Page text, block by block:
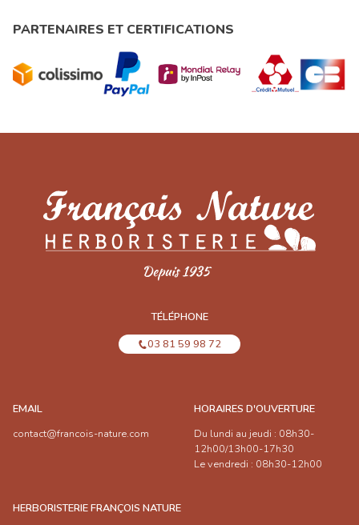
PARTENAIRES ET CERTIFICATIONS
TÉLÉPHONE
03 81 59 98 72
EMAIL
contact@francois-nature.com
HORAIRES D'OUVERTURE
Du lundi au jeudi : 08h30-
12h00/13h00-17h30
Le vendredi : 08h30-12h00
HERBORISTERIE FRANÇOIS NATURE